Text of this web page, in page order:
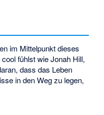
im Mittelpunkt dieses
fühlst wie Jonah Hill,
dass das Leben
in den Weg zu legen,